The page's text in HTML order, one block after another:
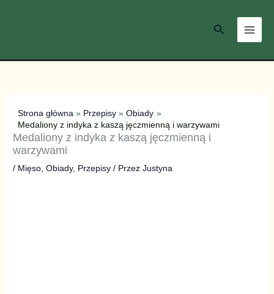
Szukaj
Strona główna Przepisy
Obiady
Medaliony z indyka z kaszą jęczmienną i warzywami
Medaliony z indyka z kaszą jęczmienną i
warzywami
/ Mięso ,Obiady, Przepisy / PrzezJustyna